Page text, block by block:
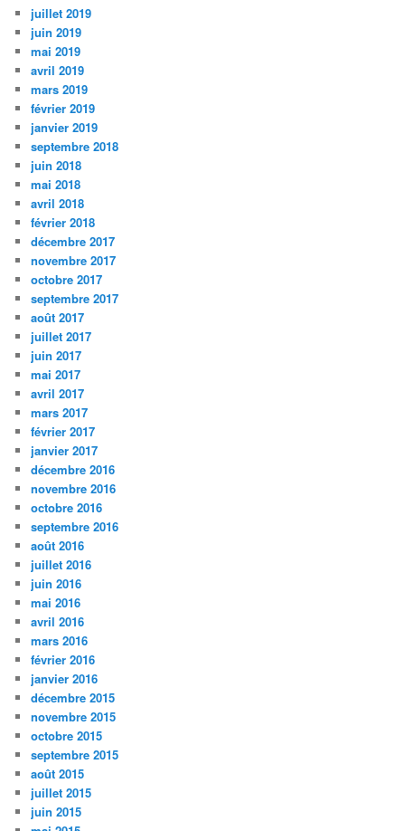
juillet 2019
juin 2019
mai 2019
avril 2019
mars 2019
février 2019
janvier 2019
septembre 2018
juin 2018
mai 2018
avril 2018
février 2018
décembre 2017
novembre 2017
octobre 2017
septembre 2017
août 2017
juillet 2017
juin 2017
mai 2017
avril 2017
mars 2017
février 2017
janvier 2017
décembre 2016
novembre 2016
octobre 2016
septembre 2016
août 2016
juillet 2016
juin 2016
mai 2016
avril 2016
mars 2016
février 2016
janvier 2016
décembre 2015
novembre 2015
octobre 2015
septembre 2015
août 2015
juillet 2015
juin 2015